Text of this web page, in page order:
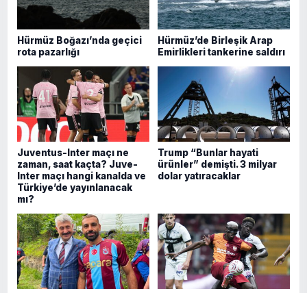
Hürmüz Boğazı’nda geçici
rota pazarlığı
Hürmüz’de Birleşik Arap
Emirlikleri tankerine saldırı
Juventus-Inter maçı ne
zaman, saat kaçta? Juve-
Inter maçı hangi kanalda ve
Türkiye’de yayınlanacak
mı?
Trump “Bunlar hayati
ürünler” demişti. 3 milyar
dolar yatıracaklar